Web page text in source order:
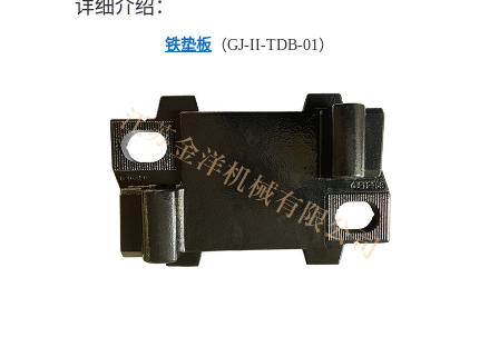
详细介绍：
铁垫板 （GJ-II-TDB-01）